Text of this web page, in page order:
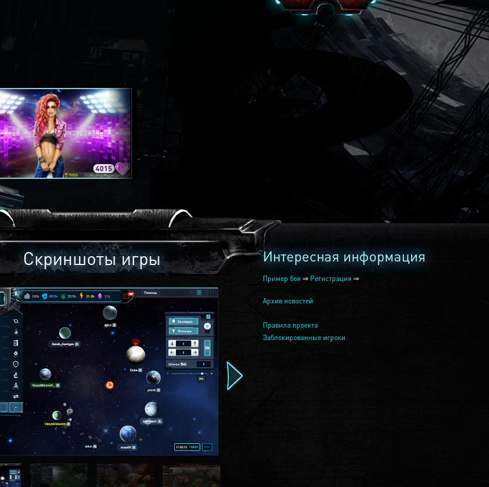
4015 2240
Скриншоты игры Интересная информация
Пример боя ⇒ Регистрация ⇒
Архив новостей
Правила проекта
Заблокированные игроки